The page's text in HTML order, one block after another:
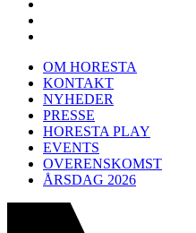
OM HORESTA
KONTAKT
NYHEDER
PRESSE
HORESTA PLAY
EVENTS
OVERENSKOMST
ÅRSDAG 2026